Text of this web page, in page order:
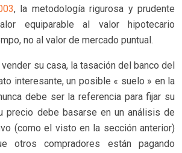
, la metodología rigurosa y prudente
equiparable al valor hipotecario
no al valor de mercado puntual.
su casa, la tasación del banco del
interesante, un posible « suelo » en la
debe ser la referencia para fijar su
precio debe basarse en un análisis de
(como el visto en la sección anterior)
otros compradores están pagando